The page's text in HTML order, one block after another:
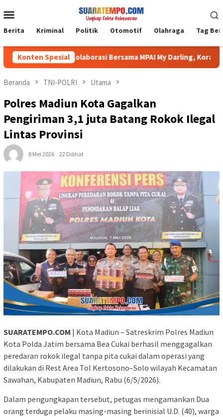
ke
kontenMobile
Berita Kriminal Politik Otomotif Olahraga Tag
Konten Spesial
Kolaborasi Bersama MPAI My Darling, Koramil 1009-
Beranda TNI-POLRI Utama
Polres Madiun Kota Gagalkan
Pengiriman 3,1 juta Batang Rokok Ilegal
Lintas Provinsi
8 Mei 2026 22 Dilihat
SUARATEMPO.COM | Kota Madiun – Satreskrim Polres Madiun
Kota Polda Jatim bersama Bea Cukai berhasil menggagalkan
peredaran rokok ilegal tanpa pita cukai dalam operasi yang
dilakukan di Rest Area Tol Kertosono–Solo wilayah Kecamatan
Sawahan, Kabupaten Madiun, Rabu (6/5/2026).
Dalam pengungkapan tersebut, petugas mengamankan Dua
orang terduga pelaku masing-masing berinisial U.D. (40), warga